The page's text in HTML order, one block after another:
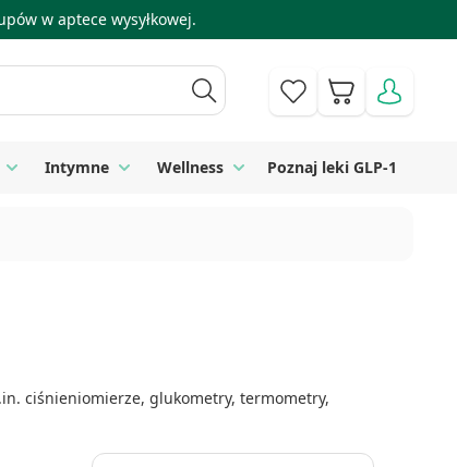
w aptece wysyłkowej.
Koszyk
Toggle submenu for Sprzęt medyczny
Intymne Toggle submenu for Intymne
Wellness Toggle submenu for Wellness
Poznaj leki GLP-1
ciśnieniomierze, glukometry, termometry,